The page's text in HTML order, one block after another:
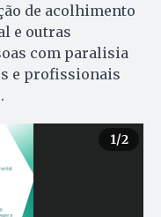
de acolhimento
e outras
com paralisia
e profissionais
1/2